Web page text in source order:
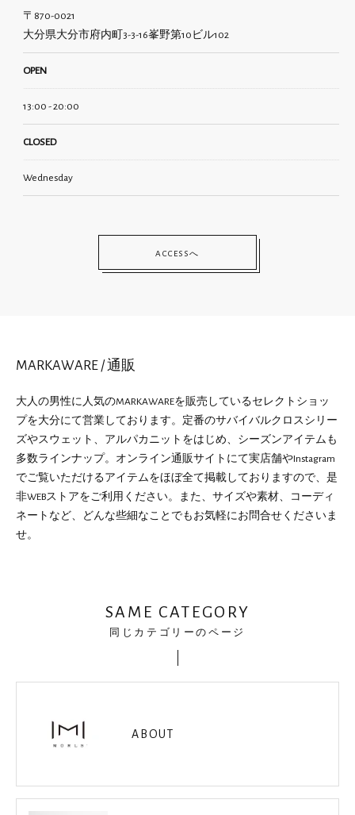
〒870-0021
大分県大分市府内町3-3-16峯野第10ビル102
OPEN
13:00 - 20:00
CLOSED
Wednesday
ACCESSへ
MARKAWARE / 通販
大人の男性に人気のMARKAWAREを販売しているセレクトショッ
プを大分にて営業しております。定番のサバイバルクロスシリー
ズやスウェット、アルパカニットをはじめ、シーズンアイテムも
多数ラインナップ。オンライン通販サイトにて実店舗やInstagram
でご覧いただけるアイテムをほぼ全て掲載しておりますので、是
非WEBストアをご利用ください。また、サイズや素材、コーディ
ネートなど、どんな些細なことでもお気軽にお問合せくださいま
せ。
同じカテゴリーのページ
SAME CATEGORY
ABOUT